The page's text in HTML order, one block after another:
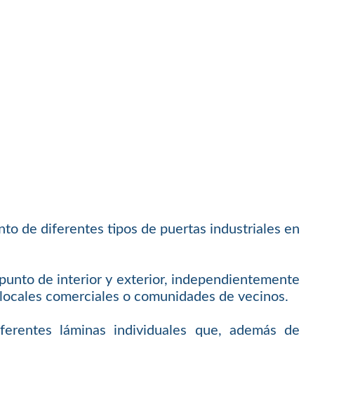
de diferentes tipos de puertas industriales en
de interior y exterior, independientemente
comerciales o comunidades de vecinos.
láminas individuales que, además de